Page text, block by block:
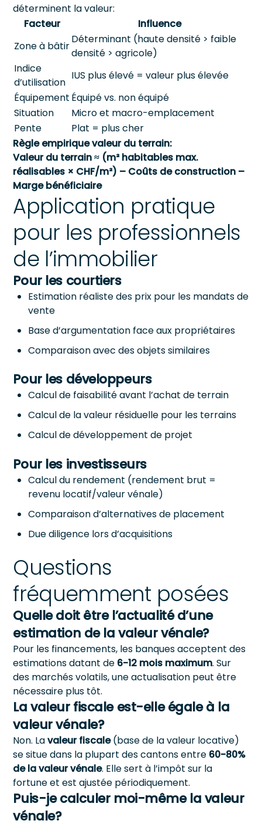
déterminent la valeur:
Facteur
Influence
Zone à bâtir
Déterminant (haute densité > faible
densité > agricole)
Indice
d’utilisation
IUS plus élevé = valeur plus élevée
Équipement Équipé vs. non équipé
Situation
Micro et macro-emplacement
Pente
Plat = plus cher
Règle empirique valeur du terrain:
Valeur du terrain ≈ (m² habitables max.
réalisables × CHF/m²) – Coûts de construction –
Marge bénéficiaire
Application pratique
pour les professionnels
de l’immobilier
Pour les courtiers
Estimation réaliste des prix pour les mandats de
vente
Base d’argumentation face aux propriétaires
Comparaison avec des objets similaires
Pour les développeurs
Calcul de faisabilité avant l’achat de terrain
Calcul de la valeur résiduelle pour les terrains
Calcul de développement de projet
Pour les investisseurs
Calcul du rendement (rendement brut =
revenu locatif/valeur vénale)
Comparaison d’alternatives de placement
Due diligence lors d’acquisitions
Questions
fréquemment posées
Quelle doit être l’actualité d’une
estimation de la valeur vénale?
Pour les financements, les banques acceptent des
estimations datant de 6-12 mois maximum. Sur
des marchés volatils, une actualisation peut être
nécessaire plus tôt.
La valeur fiscale est-elle égale à la
valeur vénale?
Non. Lavaleur fiscale(base de la valeur locative)
se situe dans la plupart des cantons entre 60-80%
de la valeur vénale. Elle sert à l’impôt sur la
fortune et est ajustée périodiquement.
Puis-je calculer moi-même la valeur
vénale?